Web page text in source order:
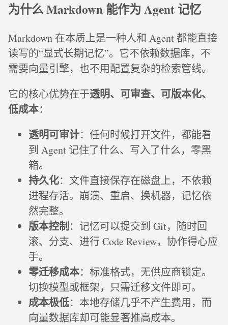
为什么 Markdown 能作为 Agent 记忆
Markdown 在本质上是一种人和 Agent 都能直接
读写的“显式长期记忆”。它不依赖数据库，不
需要向量引擎，也不用配置复杂的检索管线。
它的核心优势在于透明、可审查、可版本化、
低成本：
透明可审计：任何时候打开文件，都能看
到 Agent 记住了什么、写入了什么，零黑
箱。
持久化：文件直接保存在磁盘上，不依赖
进程存活。崩溃、重启、换机器，记忆依
然完整。
版本控制 ：记忆可以提交到 Git，随时回
滚、分支、进行 Code Review，协作得心应
手。
零迁移成本：标准格式，无供应商锁定。
切换模型或框架，只需迁移文件即可。
成本极低：本地存储几乎不产生费用，而
向量数据库却可能显著推高成本。